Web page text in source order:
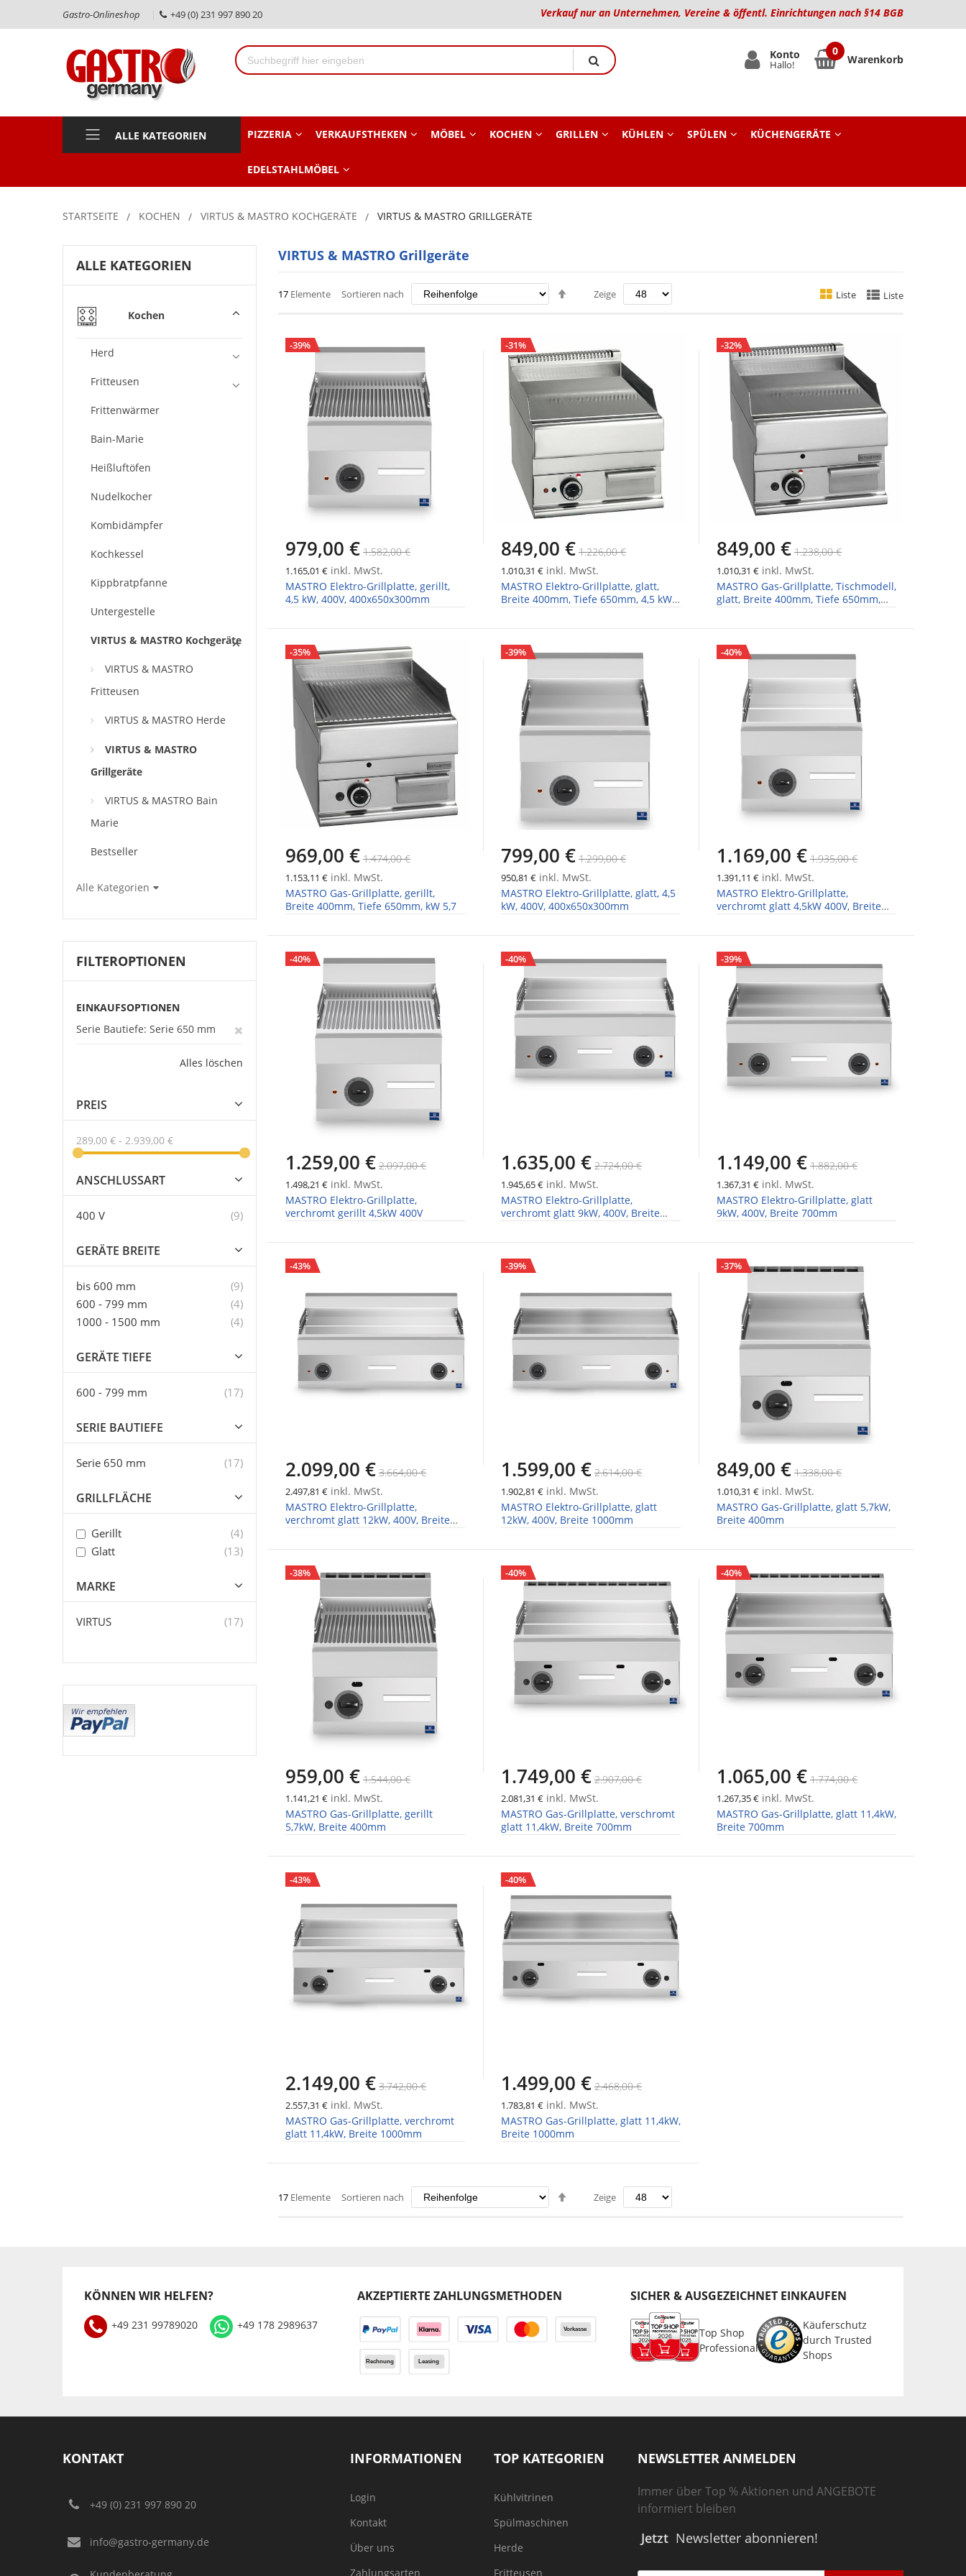
Gastro-Onlineshop +49 (0) 231 997 890 20 Verkauf nur an Unternehmen, Vereine & öffentl. Einrichtungen nach §14 BGB
Konto
Hallo! Warenkorb
ALLE KATEGORIEN PIZZERIA VERKAUFSTHEKEN MÖBEL KOCHEN GRILLEN KÜHLEN SPÜLEN KÜCHENGERÄTE
EDELSTAHLMÖBEL
STARTSEITE KOCHEN VIRTUS & MASTRO KOCHGERÄTE VIRTUS & MASTRO GRILLGERÄTE
VIRTUS & MASTRO Grillgeräte
17 Elemente Sortieren nach
Absteigend
Zeige Liste Liste
-39%
979,00 € 1.582,00 €
1.165,01 € inkl. MwSt.
MASTRO Elektro-Grillplatte, gerillt,
4,5 kW, 400V, 400x650x300mm
-31%
849,00 € 1.226,00 €
1.010,31 €inkl. MwSt.
MASTRO Elektro-Grillplatte, glatt,
Breite 400mm, Tiefe 650mm, 4,5 kW ,
-32%
849,00 € 1.238,00 €
1.010,31 €inkl. MwSt.
MASTRO Gas-Grillplatte, Tischmodell,
glatt, Breite 400mm, Tiefe 650mm,
-35%
969,00 € 1.474,00 €
1.153,11 € inkl. MwSt.
MASTRO Gas-Grillplatte, gerillt,
Breite 400mm, Tiefe 650mm, kW 5,7
-39%
799,00 € 1.299,00 €
950,81 €inkl. MwSt.
MASTRO Elektro-Grillplatte, glatt, 4,5
kW, 400V, 400x650x300mm
-40%
1.169,00 € 1.935,00 €
1.391,11 €inkl. MwSt.
MASTRO Elektro-Grillplatte,
verchromt glatt 4,5kW 400V, Breite
-40%
1.259,00 € 2.097,00 €
1.498,21 € inkl. MwSt.
MASTRO Elektro-Grillplatte,
verchromt gerillt 4,5kW 400V
-40%
1.635,00 € 2.724,00 €
1.945,65 €inkl. MwSt.
MASTRO Elektro-Grillplatte,
verchromt glatt 9kW, 400V, Breite
-39%
1.149,00 € 1.882,00 €
1.367,31 €inkl. MwSt.
MASTRO Elektro-Grillplatte, glatt
9kW, 400V, Breite 700mm
-43%
2.099,00 € 3.664,00 €
2.497,81 € inkl. MwSt.
MASTRO Elektro-Grillplatte,
verchromt glatt 12kW, 400V, Breite
1000mm
-39%
1.599,00 € 2.614,00 €
1.902,81 €inkl. MwSt.
MASTRO Elektro-Grillplatte, glatt
12kW, 400V, Breite 1000mm
-37%
849,00 € 1.338,00 €
1.010,31 €inkl. MwSt.
MASTRO Gas-Grillplatte, glatt 5,7kW,
Breite 400mm
-38%
959,00 € 1.544,00 €
1.141,21 € inkl. MwSt.
MASTRO Gas-Grillplatte, gerillt
5,7kW, Breite 400mm
-40%
1.749,00 € 2.907,00 €
2.081,31 €inkl. MwSt.
MASTRO Gas-Grillplatte, verschromt
glatt 11,4kW, Breite 700mm
-40%
1.065,00 € 1.774,00 €
1.267,35 €inkl. MwSt.
MASTRO Gas-Grillplatte, glatt 11,4kW,
Breite 700mm
-43%
2.149,00 € 3.742,00 €
2.557,31 € inkl. MwSt.
MASTRO Gas-Grillplatte, verchromt
glatt 11,4kW, Breite 1000mm
-40%
1.499,00 € 2.468,00 €
1.783,81 €inkl. MwSt.
MASTRO Gas-Grillplatte, glatt 11,4kW,
Breite 1000mm
17 Elemente Sortieren nach
Absteigend
Zeige
ALLE KATEGORIEN
Kochen
Herd
Fritteusen
Frittenwärmer
Bain-Marie
Heißluftöfen
Nudelkocher
Kombidämpfer
Kochkessel
Kippbratpfanne
Untergestelle
VIRTUS & MASTRO Kochgeräte
VIRTUS & MASTRO
Fritteusen
VIRTUS & MASTRO Herde
VIRTUS & MASTRO
Grillgeräte
VIRTUS & MASTRO Bain
Marie
Bestseller
Alle Kategorien
FILTEROPTIONEN
EINKAUFSOPTIONEN
Serie Bautiefe Serie 650 mm
Alles löschen
PREIS
289,00 € - 2.939,00 €
ANSCHLUSSART
400 V 9Artikel
GERÄTE BREITE
bis 600 mm 9Artikel
600 - 799 mm
4Artikel
1000 - 1500 mm
4Artikel
GERÄTE TIEFE
600 - 799 mm 17Artikel
SERIE BAUTIEFE
Serie 650 mm 17Artikel
GRILLFLÄCHE
Gerillt 4Artikel
Glatt
13Artikel
MARKE
VIRTUS 17Artikel
KÖNNEN WIR HELFEN?
+49 231 99789020 +49 178 2989637
AKZEPTIERTE ZAHLUNGSMETHODEN SICHER & AUSGEZEICHNET EINKAUFEN
Top Shop
Professional
Käuferschutz
durch Trusted
Shops
KONTAKT
+49 (0) 231 997 890 20
info@gastro-germany.de
INFORMATIONEN
Login
Kontakt
Über uns
Zahlungsarten
TOP KATEGORIEN
Kühlvitrinen
Spülmaschinen
Herde
Fritteusen
NEWSLETTER ANMELDEN
Immer über Top % Aktionen und ANGEBOTE
informiert bleiben
Jetzt Newsletter abonnieren!